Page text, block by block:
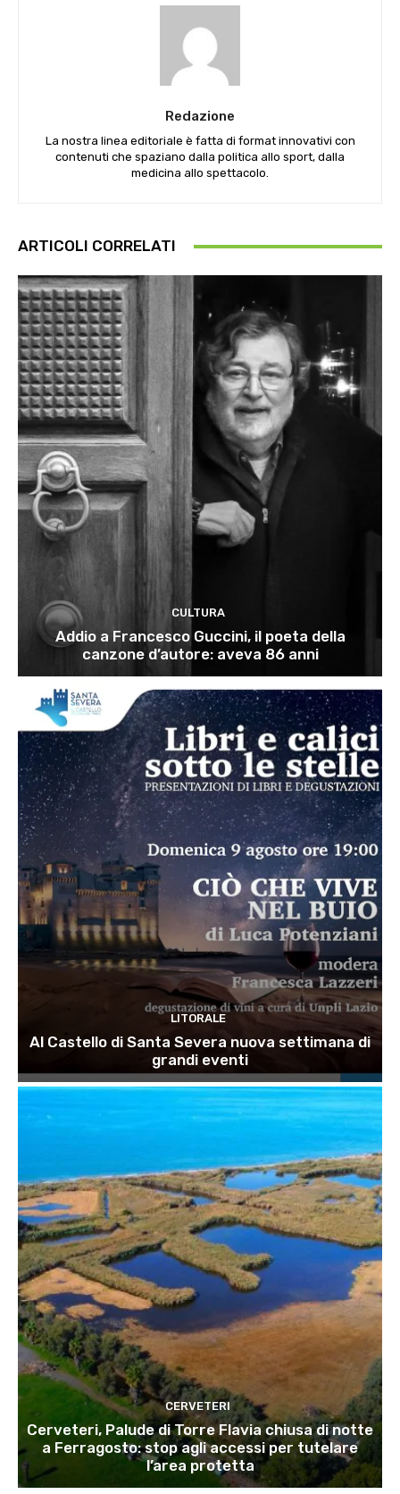
Redazione
La nostra linea editoriale è fatta di format innovativi con
contenuti che spaziano dalla politica allo sport, dalla
medicina allo spettacolo.
ARTICOLI CORRELATI
CULTURA
Addio a Francesco Guccini, il poeta della
canzone d’autore: aveva 86 anni
LITORALE
Al Castello di Santa Severa nuova settimana di
grandi eventi
CERVETERI
Cerveteri, Palude di Torre Flavia chiusa di notte
a Ferragosto: stop agli accessi per tutelare
l’area protetta